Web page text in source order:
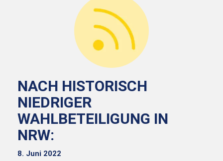
NACH HISTORISCH
NIEDRIGER
WAHLBETEILIGUNG IN
NRW:
8. Juni 2022